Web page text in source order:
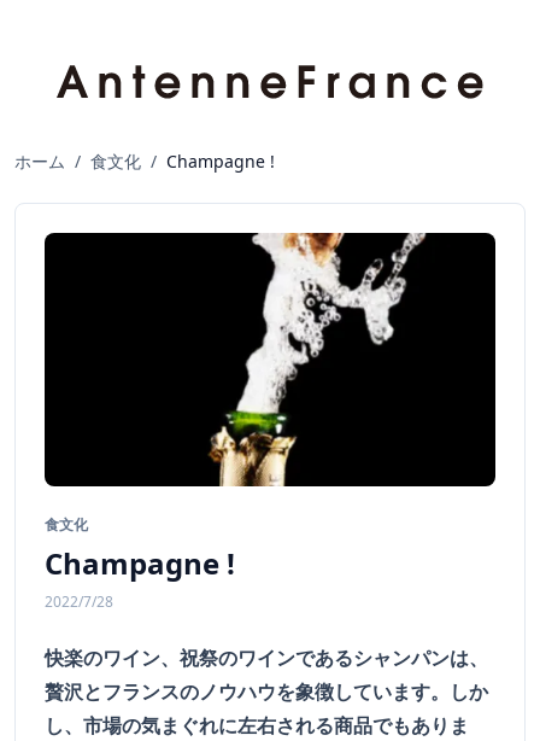
ホーム / 食文化 / Champagne !
食文化
Champagne !
2022/7/28
快楽のワイン、祝祭のワインであるシャンパンは、
贅沢とフランスのノウハウを象徴しています。しか
し、市場の気まぐれに左右される商品でもありま